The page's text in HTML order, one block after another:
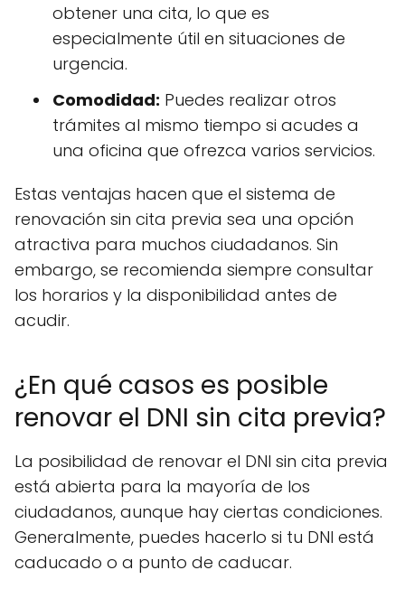
obtener una cita, lo que es
especialmente útil en situaciones de
urgencia.
Comodidad: Puedes realizar otros
trámites al mismo tiempo si acudes a
una oficina que ofrezca varios servicios.
Estas ventajas hacen que el sistema de
renovación sin cita previa sea una opción
atractiva para muchos ciudadanos. Sin
embargo, se recomienda siempre consultar
los horarios y la disponibilidad antes de
acudir.
¿En qué casos es posible
renovar el DNI sin cita previa?
La posibilidad de renovar el DNI sin cita previa
está abierta para la mayoría de los
ciudadanos, aunque hay ciertas condiciones.
Generalmente, puedes hacerlo si tu DNI está
caducado o a punto de caducar.